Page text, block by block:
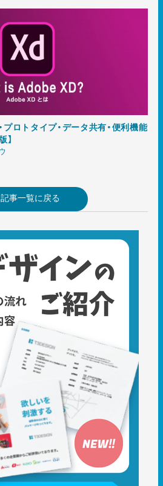
ロトタイプ・データ共有・便利機能
】
記事一覧に戻る